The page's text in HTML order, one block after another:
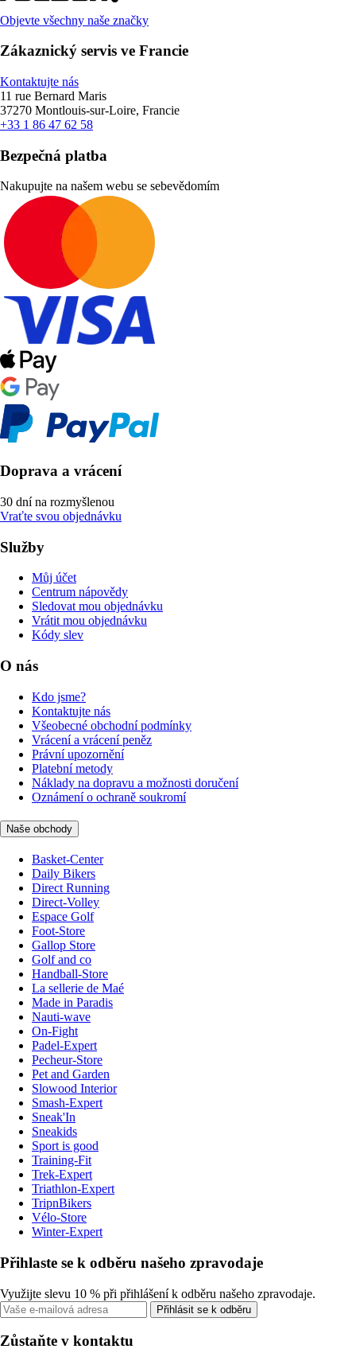
Objevte všechny naše značky
Zákaznický servis ve Francie
Kontaktujte nás
11 rue Bernard Maris
37270 Montlouis-sur-Loire, Francie
+33 1 86 47 62 58
Bezpečná platba
Nakupujte na našem webu se sebevědomím
Doprava a vrácení
30 dní na rozmyšlenou
Vraťte svou objednávku
Služby
Můj účet
Centrum nápovědy
Sledovat mou objednávku
Vrátit mou objednávku
Kódy slev
O nás
Kdo jsme?
Kontaktujte nás
Všeobecné obchodní podmínky
Vrácení a vrácení peněz
Právní upozornění
Platební metody
Náklady na dopravu a možnosti doručení
Oznámení o ochraně soukromí
Naše obchody
Basket-Center
Daily Bikers
Direct Running
Direct-Volley
Espace Golf
Foot-Store
Gallop Store
Golf and co
Handball-Store
La sellerie de Maé
Made in Paradis
Nauti-wave
On-Fight
Padel-Expert
Pecheur-Store
Pet and Garden
Slowood Interior
Smash-Expert
Sneak'In
Sneakids
Sport is good
Training-Fit
Trek-Expert
Triathlon-Expert
TripnBikers
Vélo-Store
Winter-Expert
Přihlaste se k odběru našeho zpravodaje
Využijte slevu 10 % při přihlášení k odběru našeho zpravodaje.
Přihlásit se k odběru
Zůstaňte v kontaktu